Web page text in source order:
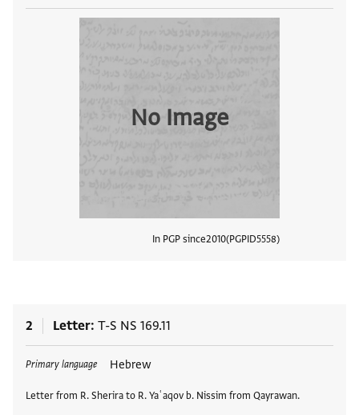
No Image
In PGP since2010 PGPID5558
2 Letter T-S NS 169.11
Primary language Hebrew
Letter from R. Sherira to R. Yaʿaqov b. Nissim from Qayrawan.
Tags